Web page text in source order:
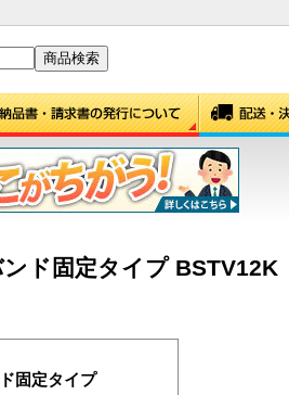
ド固定タイプ BSTV12K
固定タイプ